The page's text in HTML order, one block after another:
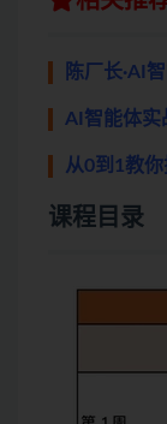
陈厂长·AI
AI智能体实
从0到1教
课程目录